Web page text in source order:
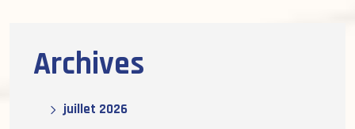
Archives
juillet 2026